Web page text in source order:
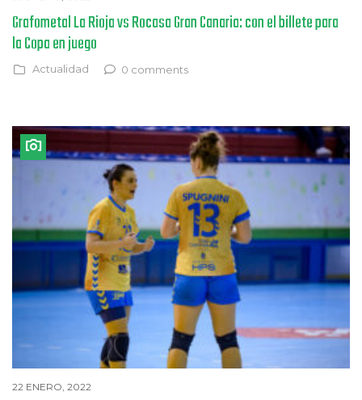
Grafometal La Rioja vs Rocasa Gran Canaria: con el billete para
la Copa en juego
Actualidad 0 comments
22 ENERO, 2022